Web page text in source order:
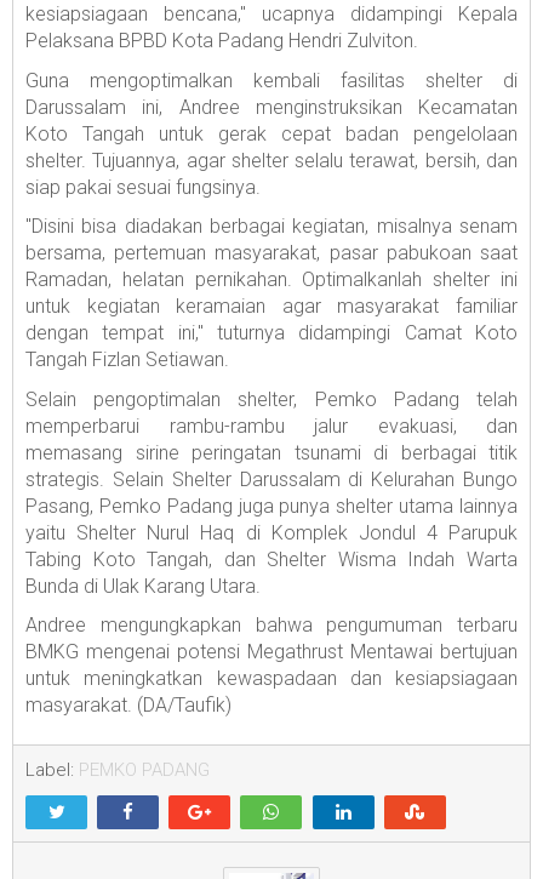
kesiapsiagaan bencana," ucapnya didampingi Kepala
Pelaksana BPBD Kota Padang Hendri Zulviton.
Guna mengoptimalkan kembali fasilitas shelter di
Darussalam ini, Andree menginstruksikan Kecamatan
Koto Tangah untuk gerak cepat badan pengelolaan
shelter. Tujuannya, agar shelter selalu terawat, bersih, dan
siap pakai sesuai fungsinya.
"Disini bisa diadakan berbagai kegiatan, misalnya senam
bersama, pertemuan masyarakat, pasar pabukoan saat
Ramadan, helatan pernikahan. Optimalkanlah shelter ini
untuk kegiatan keramaian agar masyarakat familiar
dengan tempat ini," tuturnya didampingi Camat Koto
Tangah Fizlan Setiawan.
Selain pengoptimalan shelter, Pemko Padang telah
memperbarui rambu-rambu jalur evakuasi, dan
memasang sirine peringatan tsunami di berbagai titik
strategis. Selain Shelter Darussalam di Kelurahan Bungo
Pasang, Pemko Padang juga punya shelter utama lainnya
yaitu Shelter Nurul Haq di Komplek Jondul 4 Parupuk
Tabing Koto Tangah, dan Shelter Wisma Indah Warta
Bunda di Ulak Karang Utara.
Andree mengungkapkan bahwa pengumuman terbaru
BMKG mengenai potensi Megathrust Mentawai bertujuan
untuk meningkatkan kewaspadaan dan kesiapsiagaan
masyarakat. (DA/Taufik)
Label: PEMKO PADANG